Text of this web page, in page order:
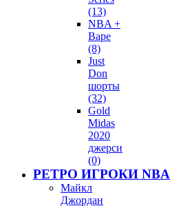
(13)
NBA +
Bape
(8)
Just
Don
шорты
(32)
Gold
Midas
2020
джерси
(0)
РЕТРО ИГРОКИ NBA
Майкл
Джордан